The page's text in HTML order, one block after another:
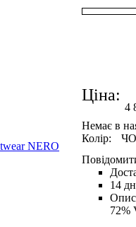
Ціна:
4
Колір:
14
Опис
72%